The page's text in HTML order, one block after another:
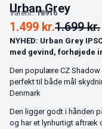
Urban Grey
Varenr.:18916
1.699kr.
1.499 kr.
NYHED: Urban Grey
med gevind, forhøjede
Den populære CZ
perfekt til både mål
Denmark
Den ligger godt i hånden
og har et lynhurtigt aftræk